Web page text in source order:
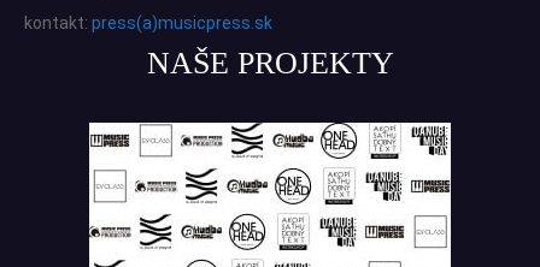
kontakt: press(a)musicpress.sk
NAŠE PROJEKTY